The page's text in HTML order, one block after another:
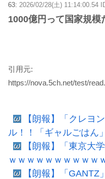
63: 2026/02/28(土) 11:14:00.54
1000億円って国家規模
引用元:
https://nova.5ch.net/test/
【朗報】「クレヨ
ル！！「ギャルごはん
【朗報】「東京大
ｗｗｗｗｗｗｗｗｗｗ
【朗報】「